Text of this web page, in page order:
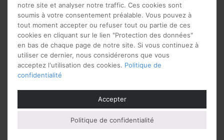
Bois
Vous aimerez peut-être
aussi…
notre site et analyser notre traffic. Ces cookies sont
soumis à votre consentement préalable. Vous pouvez à
tout moment accepter ou refuser tout ou partie de ces
cookies en cliquant sur le lien "Protection des données"
en bas de chaque page de notre site. Si vous continuez à
utiliser ce dernier, nous considérerons que vous
acceptez l'utilisation des cookies. Politique de
confidentialité
Accepter
Politique de confidentialité